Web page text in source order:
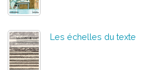
Les échelles du texte